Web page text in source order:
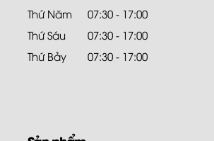
Thứ Năm
07:30 - 17:00
Thứ Sáu
07:30 - 17:00
Thứ Bảy
07:30 - 17:00